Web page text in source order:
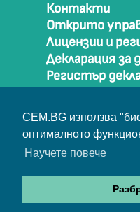
CEM.BG използва
оптималното
Научете повече
Контакти
Открито
Лицензии и
Декларация
Регистър
Карта на сайта
Архив
© Съвет за